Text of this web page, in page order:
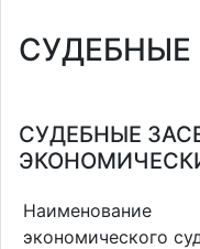
СУДЕБНЫЕ
Наименование
экономического